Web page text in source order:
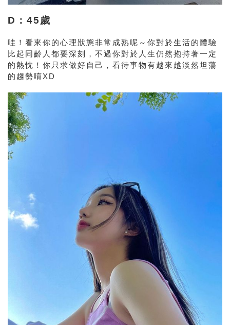
D：45歲
哇！看來你的心理狀態非常成熟呢～你對於生活的體驗
比起同齡人都要深刻，不過你對於人生仍然抱持著一定
的熱忱！你只求做好自己，看待事物有越來越淡然坦蕩
的趨勢唷XD